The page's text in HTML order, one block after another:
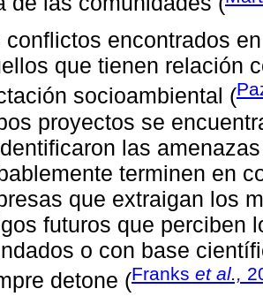
conflictos encontrados
que tienen relación
socioambiental (
proyectos se
las
terminen en
que extraigan los
futuros que perciben
o con base
detone (Franks et al.,